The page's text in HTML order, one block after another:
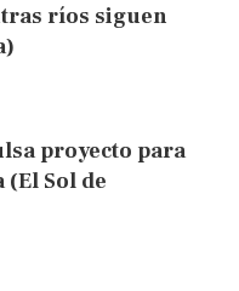
ríos siguen
proyecto para
Sol de